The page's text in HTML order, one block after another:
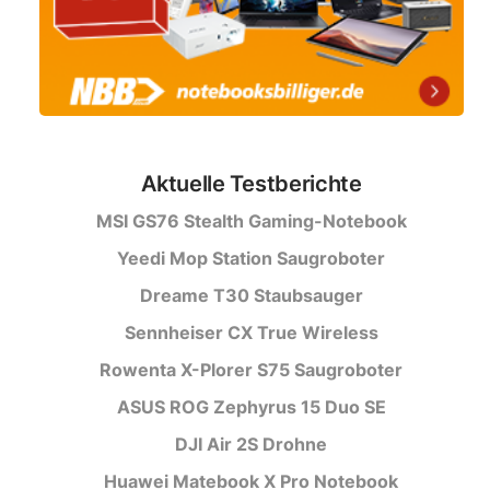
Aktuelle Testberichte
MSI GS76 Stealth Gaming-Notebook
Yeedi Mop Station Saugroboter
Dreame T30 Staubsauger
Sennheiser CX True Wireless
Rowenta X-Plorer S75 Saugroboter
ASUS ROG Zephyrus 15 Duo SE
DJI Air 2S Drohne
Huawei Matebook X Pro Notebook